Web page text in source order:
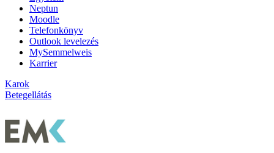
Neptun
Moodle
Telefonkönyv
Outlook levelezés
MySemmelweis
Karrier
Karok
Betegellátás